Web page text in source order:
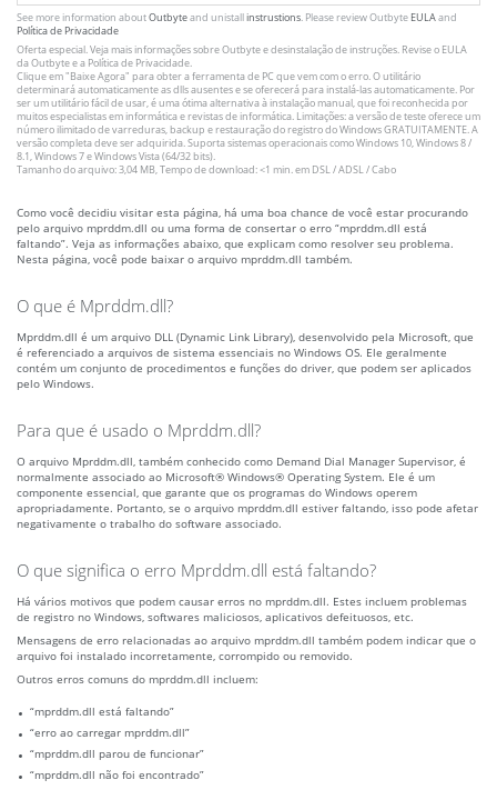
See more information aboutOutbyteand unistallinstrustions. Please review Outbyte EULAand
Política de Privacidade
Oferta especial. Veja mais informações sobreOutbytee desinstalaçãode instruções. Revise o EULA
da Outbyte e a Política de Privacidade.
Clique em"Baixe Agora" para obter a ferramenta de PC que vem com o erro. O utilitário
determinará automaticamente as dlls ausentes e se oferecerá para instalá-las automaticamente. Por
ser um utilitário fácil de usar, é uma ótima alternativa à instalação manual, que foi reconhecida por
muitos especialistas em informática e revistas de informática. Limitações: a versão de teste oferece um
número ilimitado de varreduras, backup e restauração do registro do Windows GRATUITAMENTE. A
versão completa deve ser adquirida. Suporta sistemas operacionais como Windows 10, Windows 8 /
8.1, Windows 7 e Windows Vista (64/32 bits).
Tamanho do arquivo: 3,04 MB, Tempo de download: <1 min. em DSL / ADSL / Cabo
Como você decidiu visitar esta página, há uma boa chance de você estar procurando
pelo arquivo mprddm.dll ou uma forma de consertar o erro “mprddm.dll está
faltando”. Veja as informações abaixo, que explicam como resolver seu problema.
Nesta página, você pode baixar o arquivo mprddm.dll também.
O que é Mprddm.dll?
Mprddm.dll é um arquivo DLL (Dynamic Link Library), desenvolvido pela Microsoft, que
é referenciado a arquivos de sistema essenciais no Windows OS. Ele geralmente
contém um conjunto de procedimentos e funções do driver, que podem ser aplicados
pelo Windows.
Para que é usado o Mprddm.dll?
O arquivo Mprddm.dll, também conhecido como Demand Dial Manager Supervisor, é
normalmente associado ao Microsoft® Windows® Operating System. Ele é um
componente essencial, que garante que os programas do Windows operem
apropriadamente. Portanto, se o arquivo mprddm.dll estiver faltando, isso pode afetar
negativamente o trabalho do software associado.
O que significa o erro Mprddm.dll está faltando?
Há vários motivos que podem causar erros no mprddm.dll. Estes incluem problemas
de registro no Windows, softwares maliciosos, aplicativos defeituosos, etc.
Mensagens de erro relacionadas ao arquivo mprddm.dll também podem indicar que o
arquivo foi instalado incorretamente, corrompido ou removido.
Outros erros comuns do mprddm.dll incluem:
“mprddm.dll está faltando”
“erro ao carregar mprddm.dll”
“mprddm.dll parou de funcionar”
“mprddm.dll não foi encontrado”